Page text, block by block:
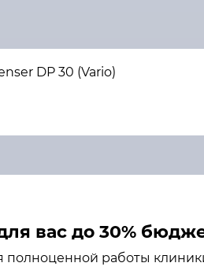
DP 30 (Vario)
вас до 30%
полноценной работы